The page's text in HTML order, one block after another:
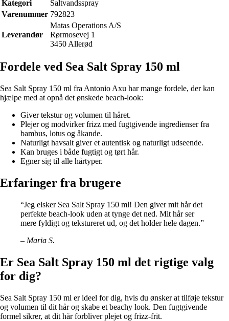
Kategori
Saltvandsspray
Varenummer 792823
Leverandør
Matas Operations A/S
Rørmosevej 1
3450 Allerød
Fordele ved Sea Salt Spray 150 ml
Sea Salt Spray 150 ml fra Antonio Axu har mange fordele, der kan
hjælpe med at opnå det ønskede beach-look:
Giver tekstur og volumen til håret.
Plejer og modvirker frizz med fugtgivende ingredienser fra
bambus, lotus og åkande.
Naturligt havsalt giver et autentisk og naturligt udseende.
Kan bruges i både fugtigt og tørt hår.
Egner sig til alle hårtyper.
Erfaringer fra brugere
“Jeg elsker Sea Salt Spray 150 ml! Den giver mit hår det
perfekte beach-look uden at tynge det ned. Mit hår ser
mere fyldigt og tekstureret ud, og det holder hele dagen.”
– Maria S.
Er Sea Salt Spray 150 ml det rigtige valg
for dig?
Sea Salt Spray 150 ml er ideel for dig, hvis du ønsker at tilføje tekstur
og volumen til dit hår og skabe et beachy look. Den fugtgivende
formel sikrer, at dit hår forbliver plejet og frizz-frit.